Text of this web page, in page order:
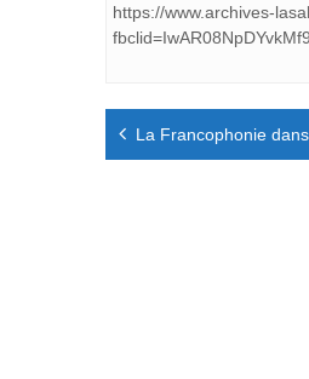
https://www.archives-
Navigation
de
La Francophonie